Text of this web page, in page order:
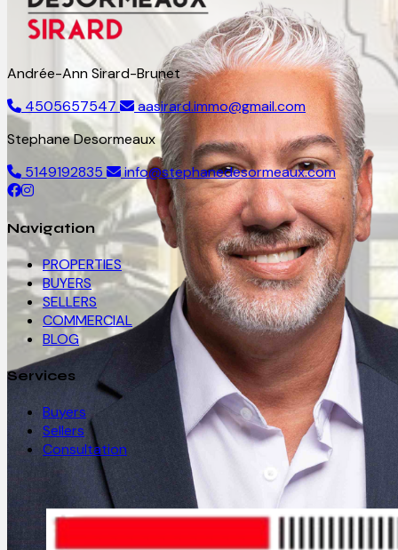
Andrée-Ann Sirard-Brunet
4505657547
aasirard.immo@gmail.com
Stephane Desormeaux
5149192835
info@stephanedesormeaux.com
Navigation
PROPERTIES
BUYERS
SELLERS
COMMERCIAL
BLOG
Services
Buyers
Sellers
Consultation